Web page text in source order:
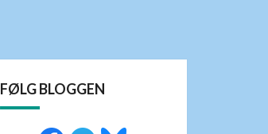
FØLG BLOGGEN